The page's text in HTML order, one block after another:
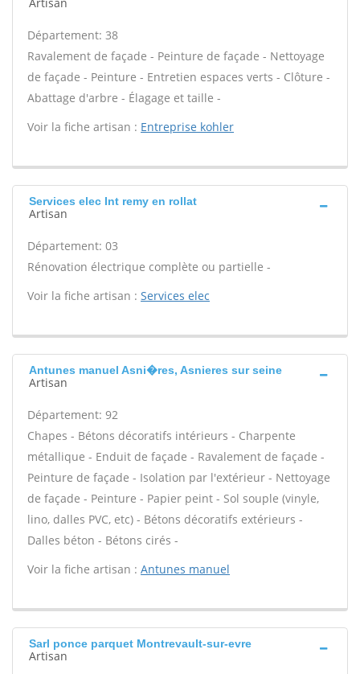
Département: 38
Ravalement de façade - Peinture de façade - Nettoyage
de façade - Peinture - Entretien espaces verts - Clôture -
Abattage d'arbre - Élagage et taille -
Voir la fiche artisan : Entreprise kohler
Services elec Int remy en rollat
Artisan
Département: 03
Rénovation électrique complète ou partielle -
Voir la fiche artisan : Services elec
Antunes manuel Asni�res, Asnieres sur seine
Artisan
Département: 92
Chapes - Bétons décoratifs intérieurs - Charpente
métallique - Enduit de façade - Ravalement de façade -
Peinture de façade - Isolation par l'extérieur - Nettoyage
de façade - Peinture - Papier peint - Sol souple (vinyle,
lino, dalles PVC, etc) - Bétons décoratifs extérieurs -
Dalles béton - Bétons cirés -
Voir la fiche artisan : Antunes manuel
Sarl ponce parquet Montrevault-sur-evre
Artisan